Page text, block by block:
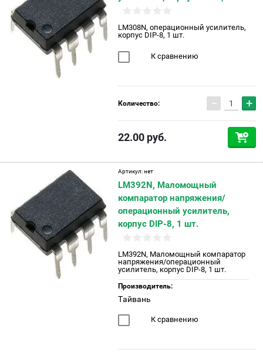
LM308N, операционный усилитель,
корпус DIP-8, 1 шт.
К сравнению
Количество: − +
22.00 руб.
Артикул:нет
LM392N, Маломощный
компаратор напряжения/
операционный усилитель,
корпус DIP-8, 1 шт.
LM392N, Маломощный компаратор
напряжения/операционный
усилитель, корпус DIP-8, 1 шт.
Производитель:
Тайвань
К сравнению